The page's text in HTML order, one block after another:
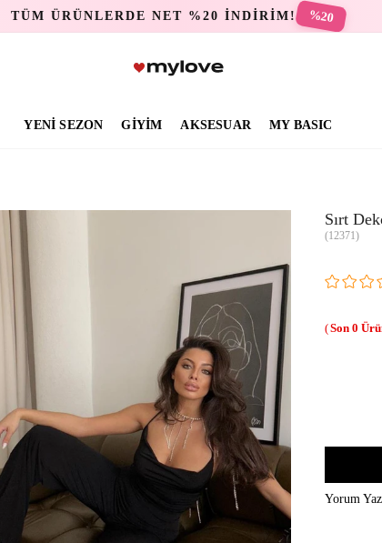
TÜM ÜRÜNLERDE NET %20 İNDİRİM! %20
YENİ SEZON GİYİM AKSESUAR MY BASIC
Sırt
(12371)
0
Yorum Yaz